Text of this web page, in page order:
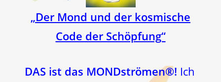
„Der Mond und der kosmische
Code der Schöpfung“
DAS ist das MONDströmen®! Ich